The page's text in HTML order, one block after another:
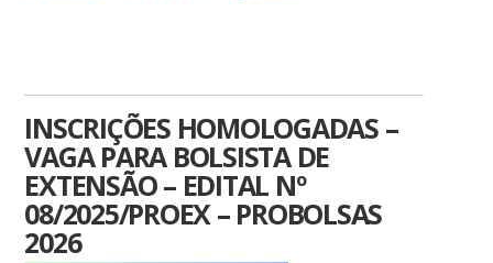
INSCRIÇÕES HOMOLOGADAS –
VAGA PARA BOLSISTA DE
EXTENSÃO – EDITAL Nº
08/2025/PROEX – PROBOLSAS
2026